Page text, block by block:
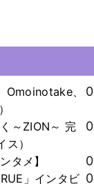
Omoinotake、
0
～ZION～ 完
）
0
タメ】
0
」インタビ 0